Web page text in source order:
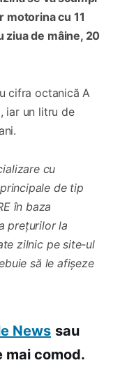
motorina cu 11
ziua de mâine, 20
cifra octanică A
iar un litru de
cu
de tip
în baza
prețurilor la
zilnic pe site-ul
să le afișeze
News sau
mai comod.